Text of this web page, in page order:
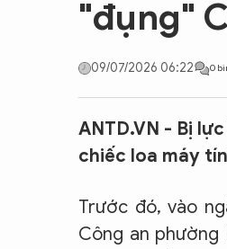
CON
"đụng"
09/07/2026 06:22 0
ANTD.VN - Bị
chiếc loa máy
Trước đó, vào
Công an phường